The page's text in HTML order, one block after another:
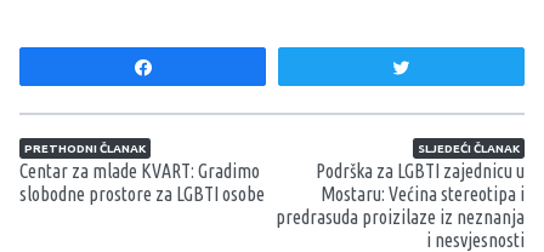
Navigacija članaka
PRETHODNI ČLANAK
Centar za mlade KVART: Gradimo
slobodne prostore za LGBTI osobe
SLJEDEĆI ČLANAK
Podrška za LGBTI zajednicu u
Mostaru: Većina stereotipa i
predrasuda proizilaze iz neznanja
i nesvjesnosti